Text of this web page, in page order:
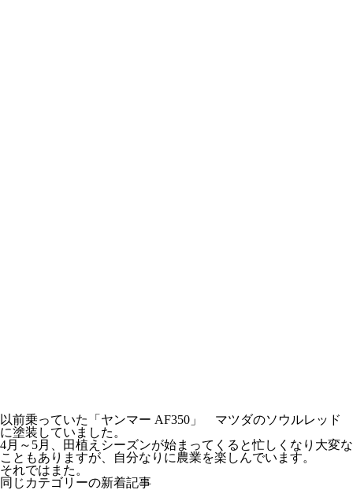
以前乗っていた「ヤンマー AF350」 マツダのソウルレッド
に塗装していました。
4月～5月、田植えシーズンが始まってくると忙しくなり大変な
こともありますが、自分なりに農業を楽しんでいます。
それではまた。
同じカテゴリーの新着記事